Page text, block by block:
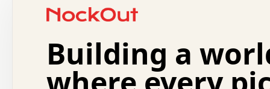
.   +   .   .   o   .   .   .   .   .   .   :   .
.   .   .   o   .   .   .   .   .   .   .   .   x   .
.   .   .   .   +   .   .   .   .   .   .   .   +
.   :   .   .   .   .   .   .   .   .   o   .   .
.   .   .   x   .   .   .   .   .   .   :   .   .   o
Building a